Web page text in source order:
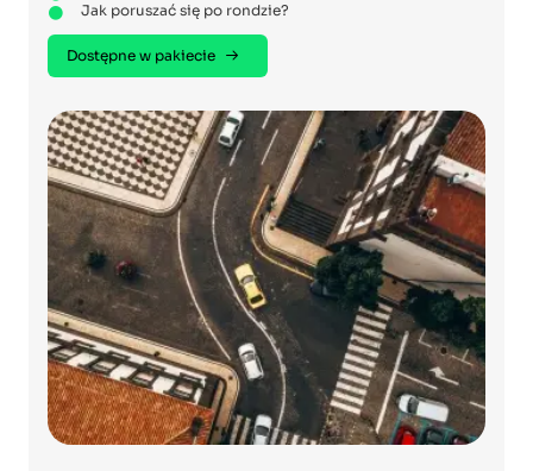
Jak poruszać się po rondzie?
Dostępne w pakiecie